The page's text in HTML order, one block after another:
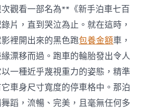
觀看一部名為**《新手泊車七百
片，直到哭泣為止。就在這時，
裡開出來的黑色跑包養金額車，
漂移而過。跑車的輪胎發出令人
一種近乎蔑視重力的姿態，精準
車身尺寸寬度的停車格中。那泊
蹈，流暢、完美，且毫無任何多